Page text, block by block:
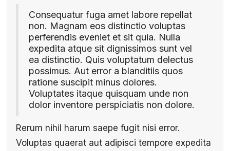
Consequatur fuga amet labore repellat
non. Magnam eos distinctio voluptas
perferendis eveniet et sit quia. Nulla
expedita atque sit dignissimos sunt vel
ea distinctio. Quis voluptatum delectus
possimus. Aut error a blanditiis quos
ratione suscipit minus dolores.
Voluptates itaque quisquam unde non
dolor inventore perspiciatis non dolore.
Rerum nihil harum saepe fugit nisi error.
Voluptas quaerat aut adipisci tempore expedita